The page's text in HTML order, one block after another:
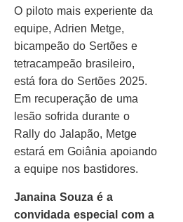
O piloto mais experiente da
equipe, Adrien Metge,
bicampeão do Sertões e
tetracampeão brasileiro,
está fora do Sertões 2025.
Em recuperação de uma
lesão sofrida durante o
Rally do Jalapão, Metge
estará em Goiânia apoiando
a equipe nos bastidores.
Janaina Souza é a
convidada especial com a